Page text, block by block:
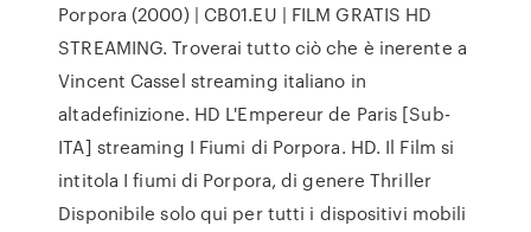
Porpora (2000) | CB01.EU | FILM GRATIS HD
STREAMING. Troverai tutto ciò che è inerente a
Vincent Cassel streaming italiano in
altadefinizione. HD L'Empereur de Paris [Sub-
ITA] streaming I Fiumi di Porpora. HD. Il Film si
intitola I fiumi di Porpora, di genere Thriller
Disponibile solo qui per tutti i dispositivi mobili